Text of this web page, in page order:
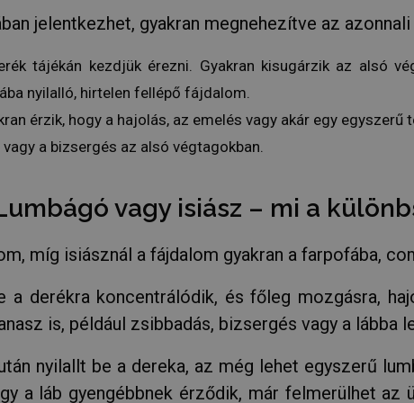
jelentkezhet, gyakran megnehezítve az
tájékán kezdjük érezni. Gyakran kisugárzik az alsó
nyilalló, hirtelen fellépő fájdalom.
érzik, hogy a hajolás, az emelés vagy akár egy
a bizsergés az alsó végtagokban.
vagy isiász – mi a
míg isiásznál a fájdalom gyakran a farpofába,
a derékra koncentrálódik, és főleg mozgásra,
is, például zsibbadás, bizsergés vagy a lábba
nyilallt be a dereka, az még lehet egyszerű
a láb gyengébbnek érződik, már felmerülhet
YouTube
.youtube.com
6 hónap
Ezt a cookie-t a felhasználó
magánéleti döntéseinek tárolására
tekintetében, biztosítva, hogy
hónap
tulajdonosának a rendszer által
levonását, biztosítva a webes
jogszabályok kidolgozásával való
alkalmazkodóképességet.
humanmedical.eu
egy általános célú azonosító,
munkamenet változók
általában egy véletlenszerűen
példa arra, hogy a felhasználó az
bejelentkezett állapotot tart fenn.
.humanmedical.eu
látogatói cookie-k beleegyezési
emlékezésére. Szükséges, hogy a
cookie banner megfelelően
SZOLGÁLTATÓ
LEJÁRAT LEÍRÁS
SZOLGÁLTATÓ/ DOMAIN
Google Privacy Policy